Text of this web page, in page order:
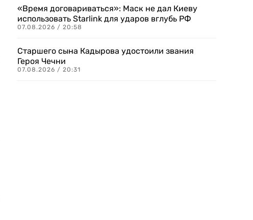
«Время договариваться»: Маск не дал Киеву
использовать Starlink для ударов вглубь РФ
07.08.2026 / 20:58
Старшего сына Кадырова удостоили звания
Героя Чечни
07.08.2026 / 20:31